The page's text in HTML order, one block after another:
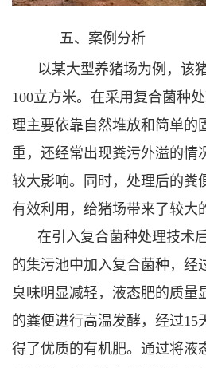
五、案例分析
以某大型养猪场为例，该
100立方米。在采用复合菌种
理主要依靠自然堆放和简单的
重，还经常出现粪污外溢的情
较大影响。同时，处理后的粪
有效利用，给猪场带来了较大
在引入复合菌种处理技术
的集污池中加入复合菌种，经
臭味明显减轻，液态肥的质量
的粪便进行高温发酵，经过15
得了优质的有机肥。通过将液